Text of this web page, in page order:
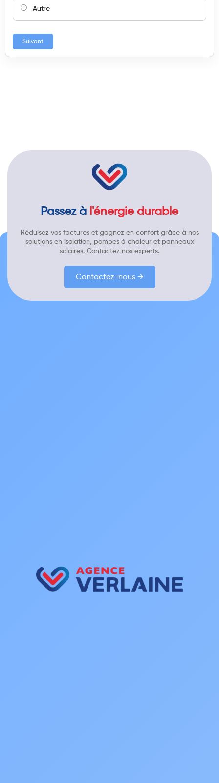
Autre
Suivant
Passez à l'énergie durable
Réduisez vos factures et gagnez en confort grâce à nos
solutions en isolation, pompes à chaleur et panneaux
solaires. Contactez nos experts.
Contactez-nous →